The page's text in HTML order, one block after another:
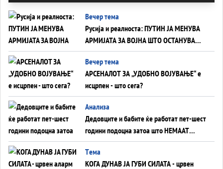
Вечер тема
Русија и реалноста: ПУТИН ЈА МЕНУВА
АРМИЈАТА ЗА ВОЈНА ШТО ОСТАНУВА
БЕЗ ФРОНТ
Вечер тема
АРСЕНАЛОТ ЗА „УДОБНО ВОЈУВАЊЕ“ е
исцрпен - што сега?
Анализа
Дедовците и бабите ќе работат пет-шест
години подоцна затоа што НЕМААТ
ВНУЦИ ДА ГИ ЗАМЕНАТ
Tема
КОГА ДУНАВ ЈА ГУБИ СИЛАТА - црвен